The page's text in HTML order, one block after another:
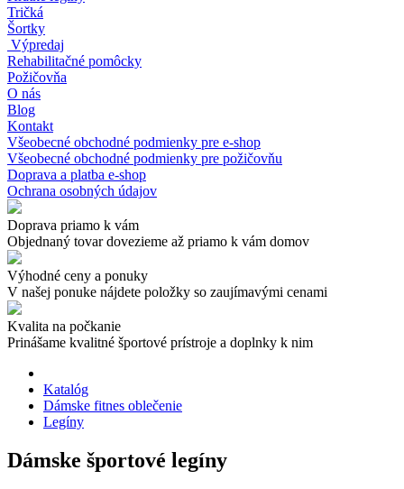
Tričká
Šortky
Výpredaj
Rehabilitačné pomôcky
Požičovňa
O nás
Blog
Kontakt
Všeobecné obchodné podmienky pre e-shop
Všeobecné obchodné podmienky pre požičovňu
Doprava a platba e-shop
Ochrana osobných údajov
Doprava priamo k vám
Objednaný tovar dovezieme až priamo k vám domov
Výhodné ceny a ponuky
V našej ponuke nájdete položky so zaujímavými cenami
Kvalita na počkanie
Prinášame kvalitné športové prístroje a doplnky k nim
Katalóg
Dámske fitnes oblečenie
Legíny
Dámske športové legíny